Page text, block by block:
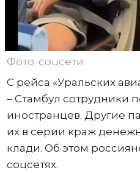
Фото: соцсети
С рейса «Уральских
– Стамбул сотрудники
иностранцев. Другие
их в серии краж
клади. Об этом
соцсетях.